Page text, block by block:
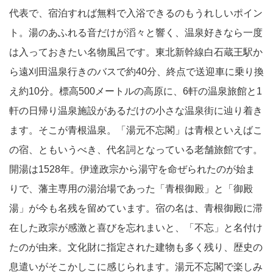
代表で、宿泊すれば無料で入浴できるのもうれしいポイン
ト。湯のあふれる音だけが滔々と響く、温泉好きなら一度
は入っておきたい名物風呂です。東北新幹線白石蔵王駅か
ら遠刈田温泉行きのバスで約40分、終点で送迎車に乗り換
え約10分。標高500メートルの高原に、6軒の温泉旅館と1
軒の日帰り温泉施設があるだけの小さな温泉街に辿り着き
ます。そこが青根温泉。「湯元不忘閣」は青根といえばこ
の宿、ともいうべき、代名詞となっている老舗旅館です。
開湯は1528年。伊達政宗から湯守を命ぜられたのが始ま
りで、藩主専用の湯治場であった「青根御殿」と「御殿
湯」が今も名残を留めています。宿の名は、青根御殿に滞
在した政宗が感激と喜びを忘れまいと、「不忘」と名付け
たのが由来。文化財に指定された建物も多く残り、歴史の
息遣いがそこかしこに感じられます。湯元不忘閣で楽しみ